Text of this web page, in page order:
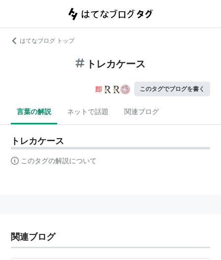
はてなブログ トップ
トレカケース
このタグでブログを書く
言葉の解説 ネットで話題 関連ブログ
トレカケース
このタグの解説について
関連ブログ